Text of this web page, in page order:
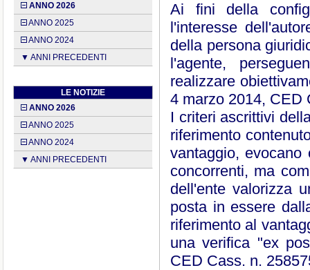
ANNO 2026
ANNO 2025
ANNO 2024
▼ ANNI PRECEDENTI
LE NOTIZIE
ANNO 2026
ANNO 2025
ANNO 2024
▼ ANNI PRECEDENTI
Ai fini della
l'interesse
della persona
l'agente,
realizzare
4 marzo 2014, CED
I criteri ascrittivi
riferimento
vantaggio,
concorrenti, ma
dell'ente valorizza
posta in essere
riferimento al
una verifica "ex
CED Cass. n.